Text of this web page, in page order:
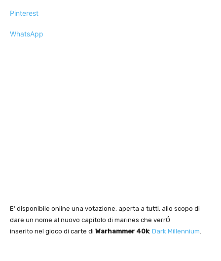
Pinterest
WhatsApp
E’ disponibile online una votazione, aperta a tutti, allo scopo di
dare un nome al nuovo capitolo di marines che verrÓ
inserito nel gioco di carte di Warhammer 40k: Dark Millennium.